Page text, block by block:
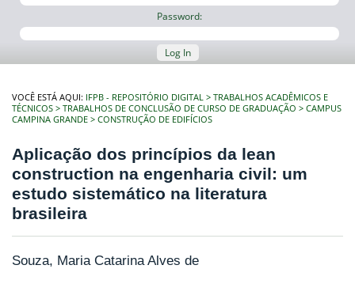
Password:
Log In
VOCÊ ESTÁ AQUI: IFPB - REPOSITÓRIO DIGITAL
TRABALHOS ACADÊMICOS E
TÉCNICOS
TRABALHOS DE CONCLUSÃO DE CURSO DE GRADUAÇÃO
CAMPUS
CAMPINA GRANDE
CONSTRUÇÃO DE EDIFÍCIOS
Aplicação dos princípios da lean
construction na engenharia civil: um
estudo sistemático na literatura
brasileira
Souza, Maria Catarina Alves de